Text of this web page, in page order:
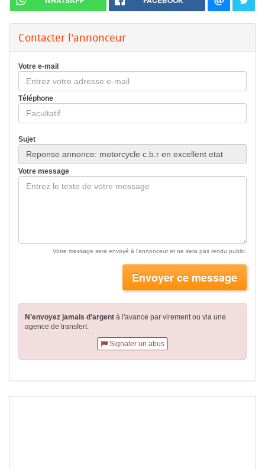
Contacter l'annonceur
Votre e-mail
Téléphone
Sujet
Votre message
Votre message sera envoyé à l'annonceur et ne sera pas rendu public.
Envoyer ce message
N’envoyez jamais d’argent à l'avance par virementou via une
agence de transfert.
Signaler un abus